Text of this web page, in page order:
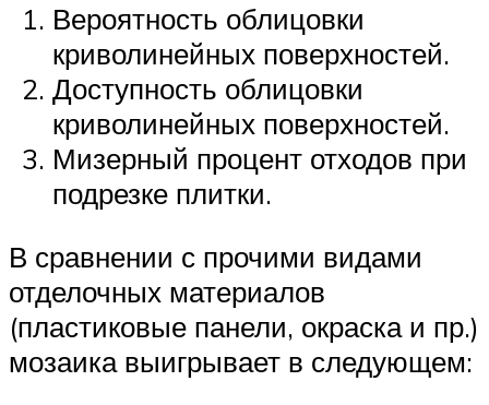
Вероятность облицовки
криволинейных поверхностей.
Доступность облицовки
криволинейных поверхностей.
Мизерный процент отходов при
подрезке плитки.
В сравнении с прочими видами
отделочных материалов
(пластиковые панели, окраска и пр.)
мозаика выигрывает в следующем: